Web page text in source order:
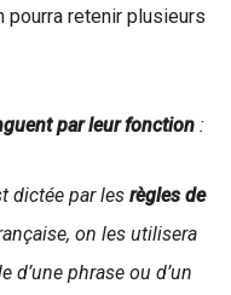
retenir plusieurs
par leur fonction :
dictée par les règles de
on les utilisera
d’une phrase ou d’un